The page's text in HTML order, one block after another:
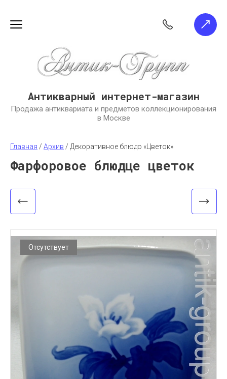
Антикварный интернет-магазин
Продажа антиквариата и предметов коллекционирования
в Москве
Главная / Архив / Декоративное блюдо «Цветок»
Фарфоровое блюдце цветок
Отсутствует